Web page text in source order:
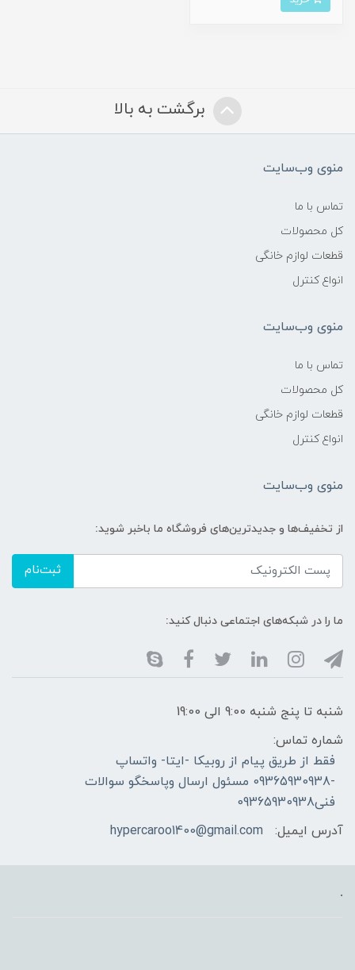
برگشت به بالا
منوی وب‌سایت
تماس با ما
کل محصولات
قطعات لوازم خانگی
انواع کنترل
منوی وب‌سایت
تماس با ما
کل محصولات
قطعات لوازم خانگی
انواع کنترل
منوی وب‌سایت
از تخفیف‌ها و جدیدترین‌های فروشگاه ما باخبر شوید:
ثبت‌نام
ما را در شبکه‌های اجتماعی دنبال کنید:
شنبه تا پنج شنبه 9:00 الی 19:00
شماره تماس:
فقط از طریق پیام از روبیکا -ایتا- واتساپ
-09365930938 مسئول ارسال وپاسخگو سوالات
فنی09365930938
آدرس ایمیل:
hypercaroo1400@gmail.com
.